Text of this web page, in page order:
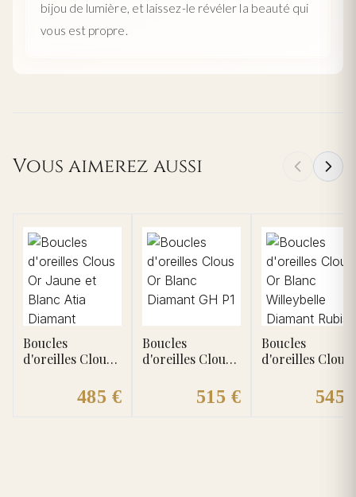
bijou de lumière, et laissez-le révéler la beauté qui
vous est propre.
Vous aimerez aussi
Boucles
d'oreilles Clous
Blanc Atia485 €
Boucles
d'oreilles Clous
Diamant GH P1
515 €
Boucles
d'oreilles Clous
Willeybelle
Diamant Rubis
545